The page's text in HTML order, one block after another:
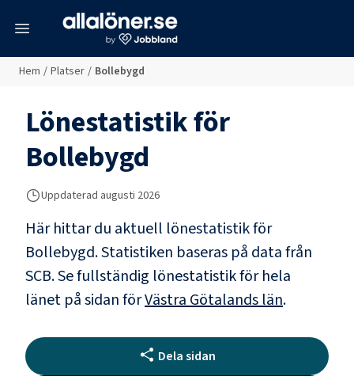
Hem / Platser / Bollebygd
Lönestatistik för
Bollebygd
Uppdaterad augusti 2026
Här hittar du aktuell lönestatistik för
Bollebygd. Statistiken baseras på data från
SCB.Se fullständig lönestatistik för hela
länet på sidan förVästra Götalands län.
Dela sidan